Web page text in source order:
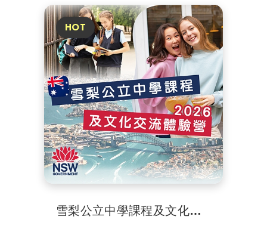
雪梨公立中學課程及文化交流體驗營